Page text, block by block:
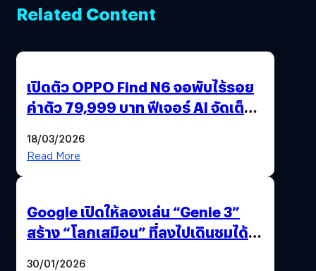
Related Content
เปิดตัว OPPO Find N6 จอพับไร้รอย
ค่าตัว 79,999 บาท ฟีเจอร์ AI จัดเต็ม
18/03/2026
Read More
Google เปิดให้ลองเล่น “Genie 3”
สร้าง “โลกเสมือน” ที่ลงไปเดินชมได้
30/01/2026